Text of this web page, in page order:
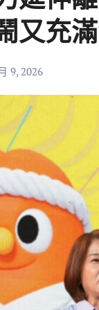
又充
9, 2026